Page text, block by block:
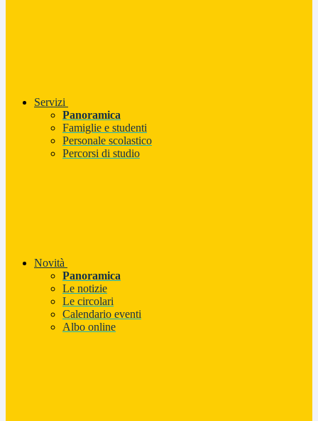
Servizi
Panoramica
Famiglie e studenti
Personale scolastico
Percorsi di studio
Novità
Panoramica
Le notizie
Le circolari
Calendario eventi
Albo online